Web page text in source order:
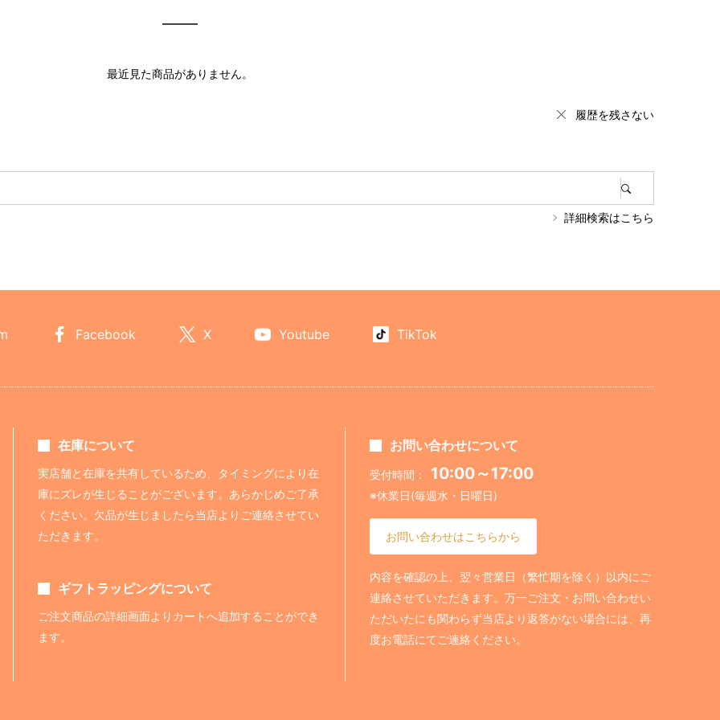
最近見た商品がありません。
履歴を残さない
詳細検索はこちら
Facebook X Youtube TikTok
在庫について
実店舗と在庫を共有しているため、タイミングにより在
庫にズレが生じることがございます。あらかじめご了承
ください。欠品が生じましたら当店よりご連絡させてい
ただきます。
ギフトラッピングについて
ご注文商品の詳細画面よりカートへ追加することができ
ます。
お問い合わせについて
受付時間： 10:00～17:00
※休業日(毎週水・日曜日)
お問い合わせはこちらから
内容を確認の上、翌々営業日（繁忙期を除く）以内にご
連絡させていただきます。万一ご注文・お問い合わせい
ただいたにも関わらず当店より返答がない場合には、再
度お電話にてご連絡ください。